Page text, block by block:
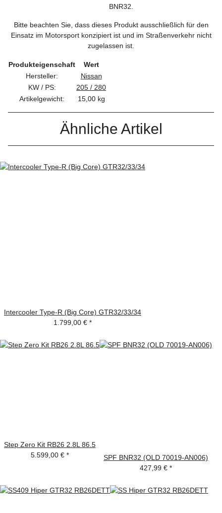
BNR32.
Bitte beachten Sie, dass dieses Produkt ausschließlich für den
Einsatz im Motorsport konzipiert ist und im Straßenverkehr nicht
zugelassen ist.
Produkteigenschaft
Wert
Hersteller:
Nissan
KW / PS:
205 / 280
Artikelgewicht:
15,00 kg
Ähnliche Artikel
Intercooler Type-R (Big Core) GTR32/33/34
1.799,00 € *
Step Zero Kit RB26 2.8L 86.5
5.599,00 € *
SPF BNR32 (OLD 70019-AN006)
427,99 € *